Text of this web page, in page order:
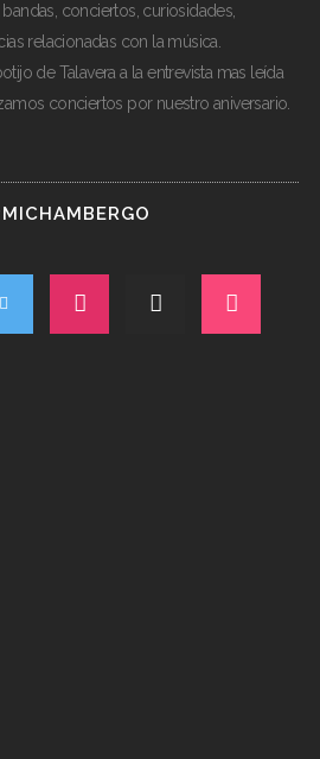
conciertos, curiosidades,
relacionadas con la música.
de Talavera a la entrevista mas leída
conciertos por nuestro aniversario.